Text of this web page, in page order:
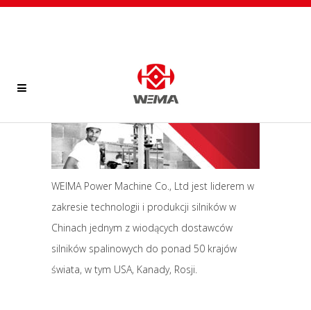
WEIMA Power Machine Co., Ltd jest liderem w
zakresie technologii i produkcji silników w
Chinach jednym z wiodących dostawców
silników spalinowych do ponad 50 krajów
świata, w tym USA, Kanady, Rosji.